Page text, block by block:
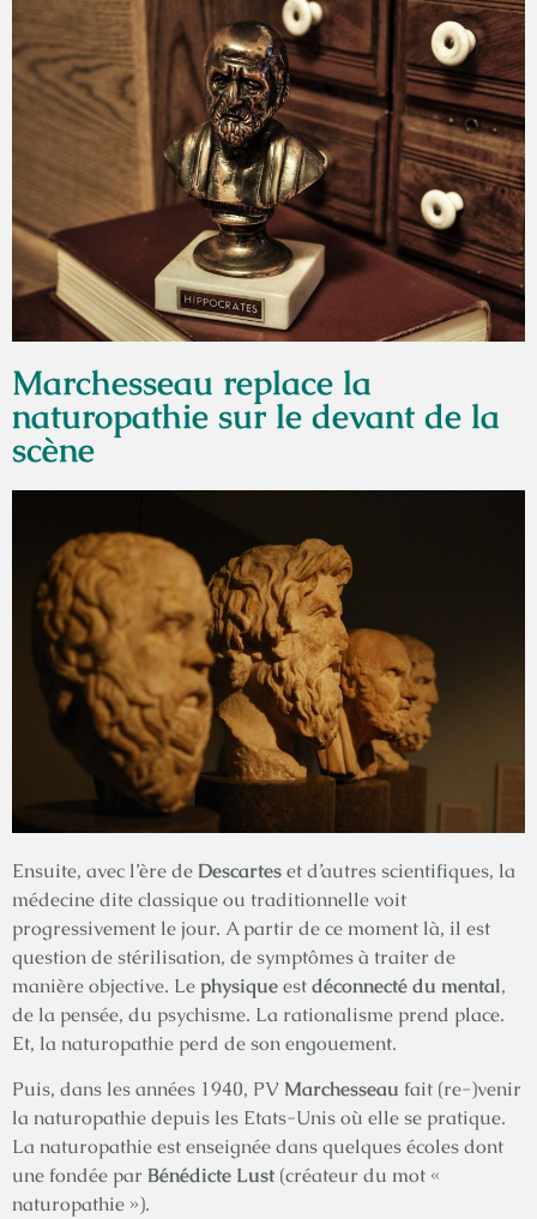
Marchesseau replace la
naturopathie sur le devant de la
scène
Ensuite, avec l’ère de Descarteset d’autres scientifiques, la
médecine dite classique ou traditionnelle voit
progressivement le jour. A partir de ce moment là, il est
question de stérilisation, de symptômes à traiter de
manière objective. Le physiqueestdéconnecté du mental,
de la pensée, du psychisme. La rationalisme prend place.
Et, la naturopathie perd de son engouement.
Puis, dans les années 1940, PV Marchesseau fait (re-)venir
la naturopathie depuis les Etats-Unis où elle se pratique.
La naturopathie est enseignée dans quelques écoles dont
une fondée par Bénédicte Lust (créateur du mot «
naturopathie »).